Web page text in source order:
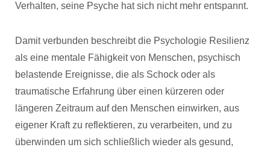
Verhalten, seine Psyche hat sich nicht mehr entspannt.
Damit verbunden beschreibt die Psychologie Resilienz
als eine mentale Fähigkeit von Menschen, psychisch
belastende Ereignisse, die als Schock oder als
traumatische Erfahrung über einen kürzeren oder
längeren Zeitraum auf den Menschen einwirken, aus
eigener Kraft zu reflektieren, zu verarbeiten, und zu
überwinden um sich schließlich wieder als gesund,